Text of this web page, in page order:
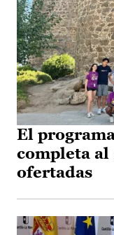
El
completa al
ofertadas